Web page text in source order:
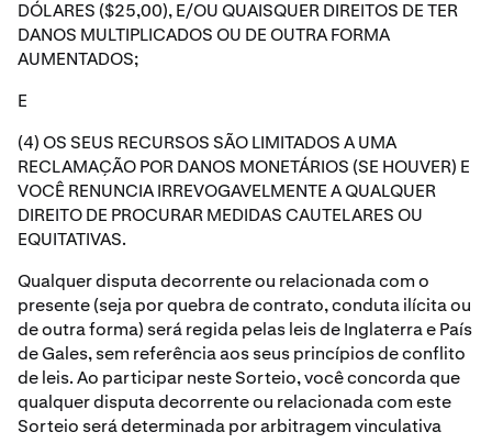
DÓLARES ($25,00), E/OU QUAISQUER DIREITOS DE TER
DANOS MULTIPLICADOS OU DE OUTRA FORMA
AUMENTADOS;
E
(4) OS SEUS RECURSOS SÃO LIMITADOS A UMA
RECLAMAÇÃO POR DANOS MONETÁRIOS (SE HOUVER) E
VOCÊ RENUNCIA IRREVOGAVELMENTE A QUALQUER
DIREITO DE PROCURAR MEDIDAS CAUTELARES OU
EQUITATIVAS.
Qualquer disputa decorrente ou relacionada com o
presente (seja por quebra de contrato, conduta ilícita ou
de outra forma) será regida pelas leis de Inglaterra e País
de Gales, sem referência aos seus princípios de conflito
de leis. Ao participar neste Sorteio, você concorda que
qualquer disputa decorrente ou relacionada com este
Sorteio será determinada por arbitragem vinculativa